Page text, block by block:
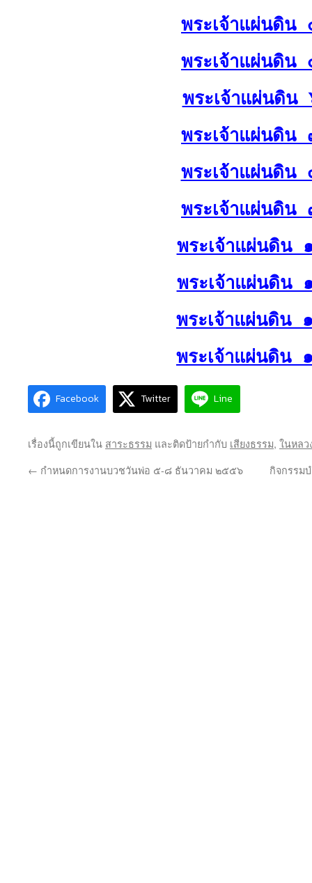
พระเจ้าแผ่นดิน
พระเจ้าแผ่นดิน
พระเจ้าแผ่นดิน
พระเจ้าแผ่นดิน
พระเจ้าแผ่นดิน
พระเจ้าแผ่นดิน
พระเจ้าแผ่นดิน
พระเจ้าแผ่นดิน
พระเจ้าแผ่นดิน
พระเจ้าแผ่นดิน
Facebook Twitter Line
เรื่องนี้ถูกเขียนใน สาระธรรม และติดป้ายกำกับ เสียงธรรม, ในหลว
← กำหนดการงานบวชวันพ่อ ๕-๘ ธันวาคม ๒๕๕๖ กิจกรรม